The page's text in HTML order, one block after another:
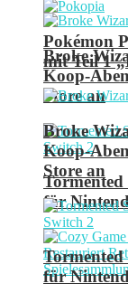
Broke
Koop-
Store an
für
Pokémon
mit Teil 1
Broke
Koop-
Store an
für